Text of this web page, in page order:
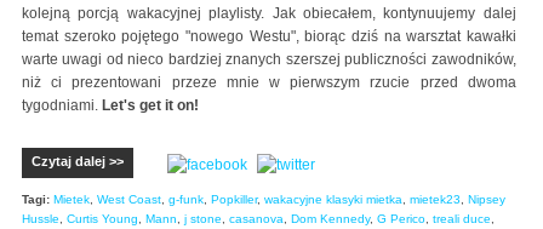
kolejną porcją wakacyjnej playlisty. Jak obiecałem, kontynuujemy dalej
temat szeroko pojętego "nowego Westu", biorąc dziś na warsztat kawałki
warte uwagi od nieco bardziej znanych szerszej publiczności zawodników,
niż ci prezentowani przeze mnie w pierwszym rzucie przed dwoma
tygodniami. Let's get it on!
Czytaj dalej >>
Tagi: Mietek West Coast g-funk Popkiller, wakacyjne klasyki mietka mietek23
Nipsey
Hussle
Curtis Young Mann j stone casanova Dom Kennedy, G Perico treali duce